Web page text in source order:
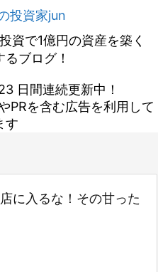
投資家jun
資で1億円の資産を築く
るブログ！
日間連続更新中！
PRを含む広告を利用して
す
に入るな！その甘った